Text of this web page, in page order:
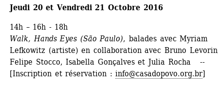
Jeudi 20 et Vendredi 21 Octobre 2016
14h – 16h - 18h
Walk, Hands Eyes (São Paulo), balades avec Myriam
Lefkowitz (artiste) en collaboration avec Bruno
Felipe Stocco, Isabella Gonçalves et Julia Rocha --
[Inscription et réservation : info@casadopovo.org.br]